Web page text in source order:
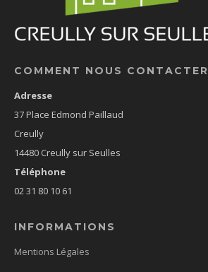
COMMENT NOUS CONTACTER
Adresse
37 Place Edmond Paillaud
Creully
14480 Creully sur Seulles
Téléphone
02 31 80 10 61
INFORMATIONS
Mentions Légales